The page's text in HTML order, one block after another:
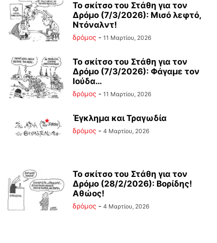
Το σκίτσο του Στάθη για τον
Δρόμο (7/3/2026): Μισό λεφτό,
Ντόναλντ!
δρόμος - 11 Μαρτίου, 2026
Το σκίτσο του Στάθη για τον
Δρόμο (7/3/2026): Φάγαμε τον
Ιούδα…
δρόμος - 11 Μαρτίου, 2026
Έγκλημα και Τραγωδία
δρόμος - 4 Μαρτίου, 2026
Το σκίτσο του Στάθη για τον
Δρόμο (28/2/2026): Βορίδης!
Αθώος!
δρόμος - 4 Μαρτίου, 2026